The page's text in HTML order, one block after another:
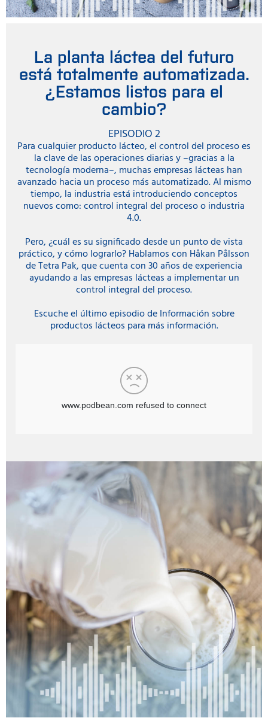
La planta láctea del futuro
está totalmente automatizada.
¿Estamos listos para el
cambio?
EPISODIO 2
Para cualquier producto lácteo, el control del proceso es
la clave de las operaciones diarias y –gracias a la
tecnología moderna–, muchas empresas lácteas han
avanzado hacia un proceso más automatizado. Al mismo
tiempo, la industria está introduciendo conceptos
nuevos como: control integral del proceso o industria
4.0.
Pero, ¿cuál es su significado desde un punto de vista
práctico, y cómo lograrlo? Hablamos con Håkan Pålsson
de Tetra Pak, que cuenta con 30 años de experiencia
ayudando a las empresas lácteas a implementar un
control integral del proceso.
Escuche el último episodio de Información sobre
productos lácteos para más información.